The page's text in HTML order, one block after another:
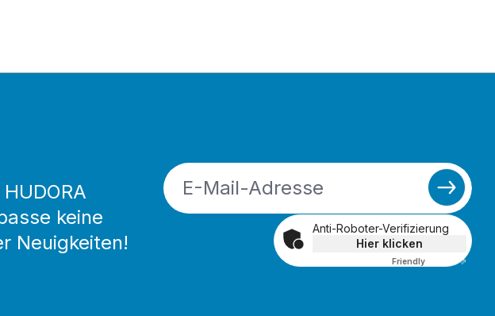
keine
Neuigkeiten!
Anti-Roboter-Verifizierung
Hier klicken
FriendlyCaptcha ⇗